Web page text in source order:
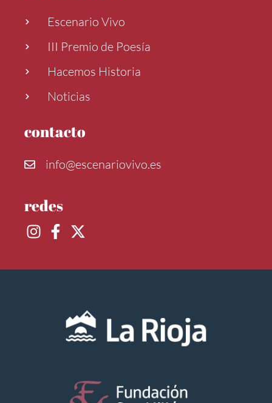
Escenario Vivo
III Premio de Poesía
Hacemos Historia
Noticias
contacto
info@escenariovivo.es
redes